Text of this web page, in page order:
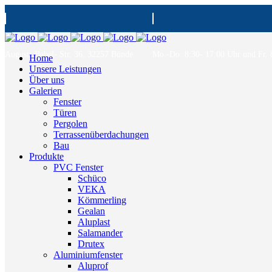
August- Bebel- Str. 36, 32257 Bünde
Home
Unsere Leistungen
Über uns
Galerien
Fenster
Türen
Pergolen
Terrassenüberdachungen
Bau
Produkte
PVC Fenster
Schüco
VEKA
Kömmerling
Gealan
Aluplast
Salamander
Drutex
Aluminiumfenster
Aluprof